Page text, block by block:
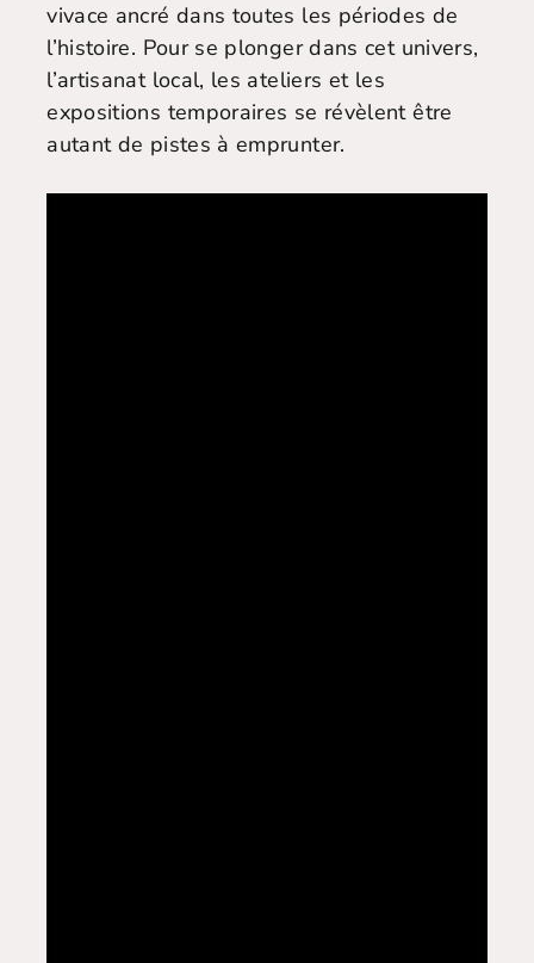
vivace ancré dans toutes les périodes de
l’histoire. Pour se plonger dans cet univers,
l’artisanat local, les ateliers et les
expositions temporaires se révèlent être
autant de pistes à emprunter.